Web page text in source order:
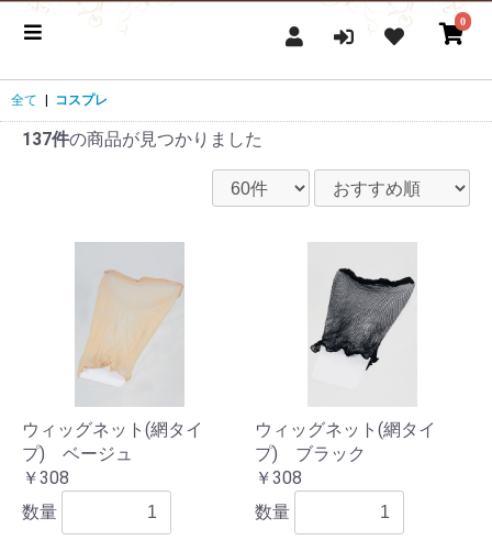
0
全て コスプレ
137件の商品が見つかりました
ウィッグネット(網タイ
プ) ベージュ
￥308
数量
ウィッグネット(網タイ
プ) ブラック
￥308
数量